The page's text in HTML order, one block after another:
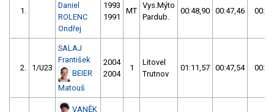
1.
Daniel
ROLENC
Ondřej
1993
1991
MT
Vys.Mýto
Pardub.
00:48,90 00:47,46
2. 1/U23
SALAJ
František
BEIER
Matouš
2004
2004
1
Litovel
Trutnov
01:11,57 00:47,54
VANĚK